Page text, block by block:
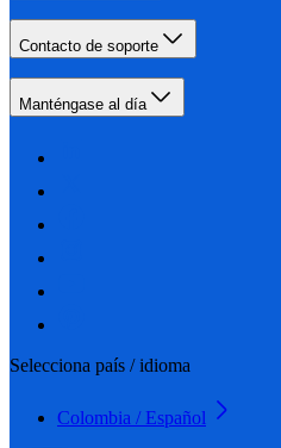
Contacto de soporte
Manténgase al día
Selecciona país / idioma
Colombia / Español